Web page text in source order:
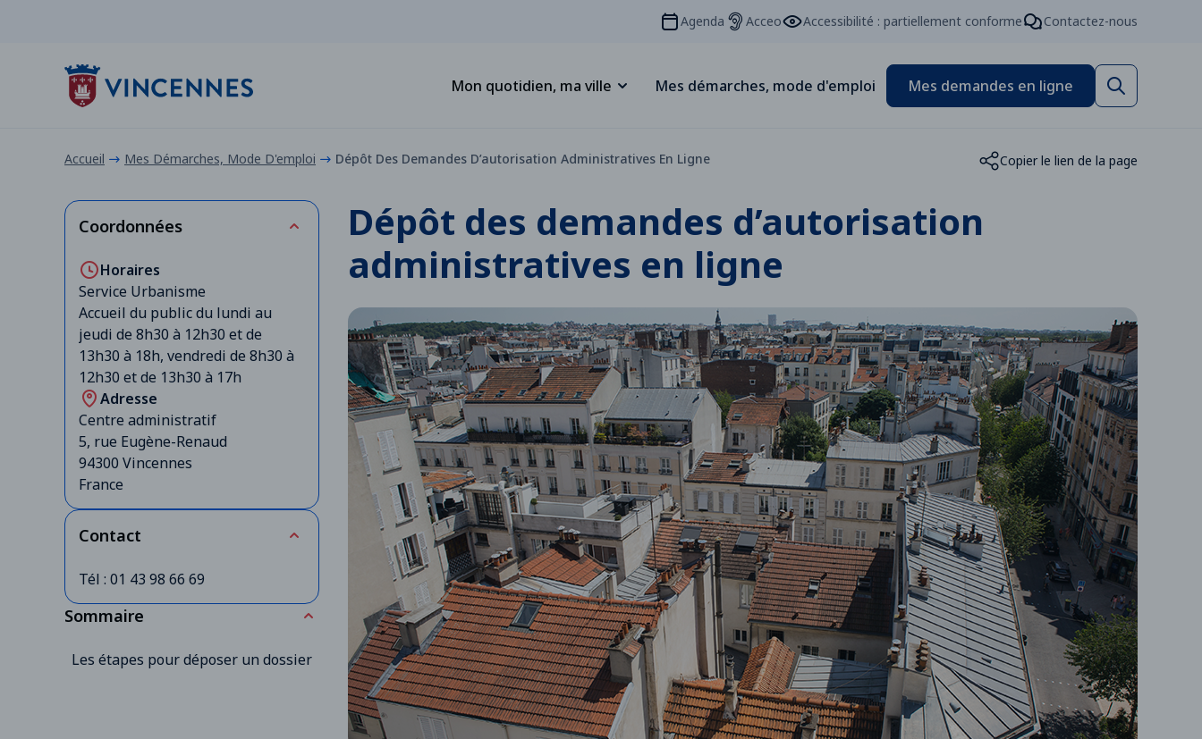
Agenda Acceo Accessibilité : partiellement conforme Contactez-nous
Mon quotidien, ma ville Mes démarches, mode d'emploi Mes demandes en ligne
Accueil Mes Démarches, Mode D'emploi Dépôt Des Demandes D’autorisation Administratives En Ligne Copier le lien de la page
Coordonnées
Horaires
Service Urbanisme
Accueil du public du lundi au
jeudi de 8h30 à 12h30 et de
13h30 à 18h, vendredi de 8h30 à
12h30 et de 13h30 à 17h
Adresse
Centre administratif
5, rue Eugène-Renaud
94300 Vincennes
France
Contact
Tél : 01 43 98 66 69
Sommaire
Les étapes pour déposer un dossier
Dépôt des demandes d’autorisation
administratives en ligne